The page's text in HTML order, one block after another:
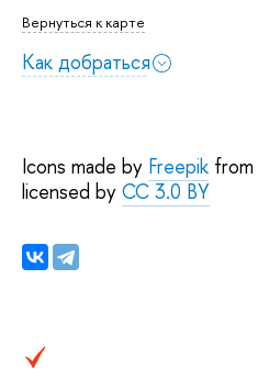
Вернуться к карте
Как добраться
Icons made by Freepik from
licensed by CC 3.0 BY